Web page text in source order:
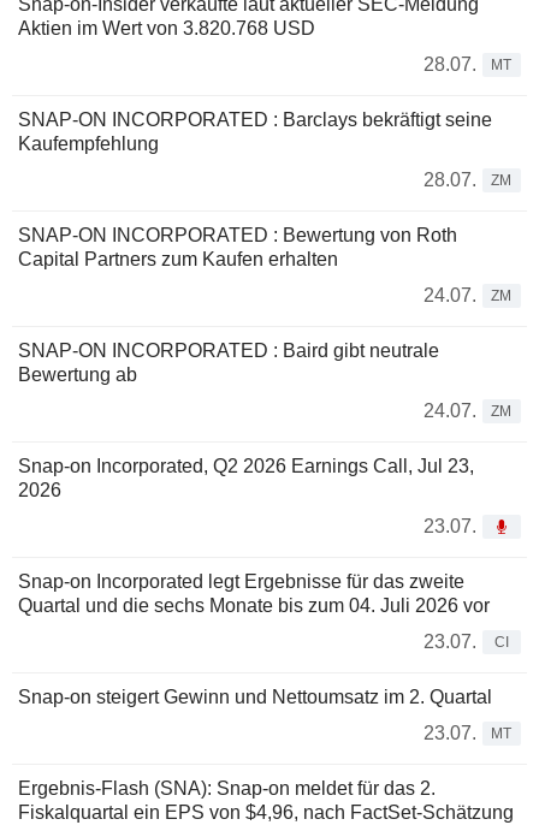
Snap-on-Insider verkaufte laut aktueller SEC-Meldung
Aktien im Wert von 3.820.768 USD
28.07.
MT
SNAP-ON INCORPORATED : Barclays bekräftigt seine
Kaufempfehlung
28.07.
ZM
SNAP-ON INCORPORATED : Bewertung von Roth
Capital Partners zum Kaufen erhalten
24.07.
ZM
SNAP-ON INCORPORATED : Baird gibt neutrale
Bewertung ab
24.07.
ZM
Snap-on Incorporated, Q2 2026 Earnings Call, Jul 23,
2026
23.07.
Snap-on Incorporated legt Ergebnisse für das zweite
Quartal und die sechs Monate bis zum 04. Juli 2026 vor
23.07.
CI
Snap-on steigert Gewinn und Nettoumsatz im 2. Quartal
23.07.
MT
Ergebnis-Flash (SNA): Snap-on meldet für das 2.
Fiskalquartal ein EPS von $4,96, nach FactSet-Schätzung